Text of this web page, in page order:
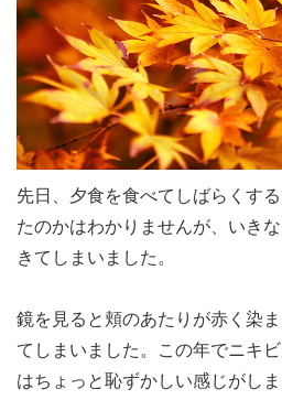
先日、夕食を食べてしばらくす
たのかはわかりませんが、いき
きてしまいました。
鏡を見ると頬のあたりが赤く染
てしまいました。この年でニキ
はちょっと恥ずかしい感じがし